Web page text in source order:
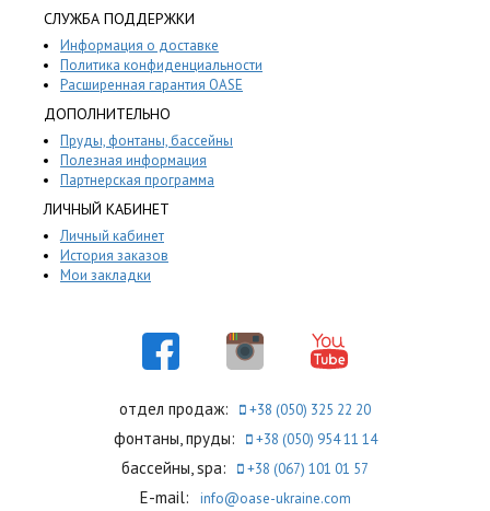
СЛУЖБА ПОДДЕРЖКИ
Информация о доставке
Политика конфиденциальности
Расширенная гарантия OASE
ДОПОЛНИТЕЛЬНО
Пруды, фонтаны, бассейны
Полезная информация
Партнерская программа
ЛИЧНЫЙ КАБИНЕТ
Личный кабинет
История заказов
Мои закладки
отдел продаж: +38 (050) 325 22 20
фонтаны, пруды: +38 (050) 954 11 14
бассейны, spa: +38 (067) 101 01 57
E-mail: info@oase-ukraine.com